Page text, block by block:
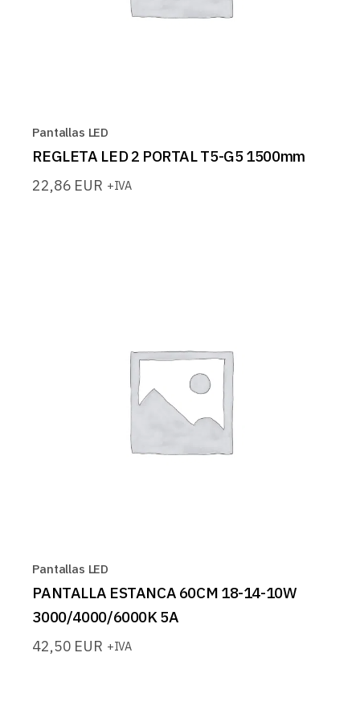
Pantallas LED
REGLETA LED 2 PORTAL T5-G5 1500mm
22,86 EUR +IVA
Pantallas LED
PANTALLA ESTANCA 60CM 18-14-10W
3000/4000/6000K 5A
42,50 EUR +IVA